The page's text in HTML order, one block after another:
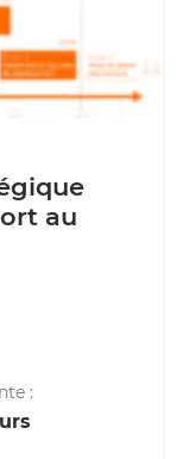
au
: